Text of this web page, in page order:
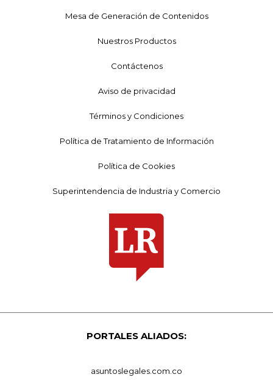
Mesa de Generación de Contenidos
Nuestros Productos
Contáctenos
Aviso de privacidad
Términos y Condiciones
Política de Tratamiento de Información
Política de Cookies
Superintendencia de Industria y Comercio
PORTALES ALIADOS:
asuntoslegales.com.co